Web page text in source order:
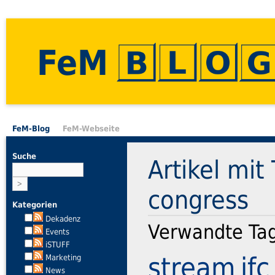
FeM
FeM-Blog FeM-Webseite
Suche
Kategorien
Dekadenz
Events
iSTUFF
Marketing
News
Artikel mit
congress
Verwandte
stream ifc